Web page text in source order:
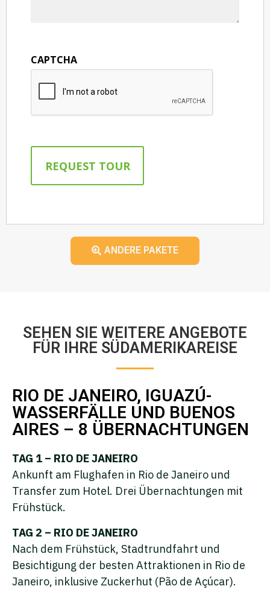
CAPTCHA
ANDERE PAKETE
SEHEN SIE WEITERE ANGEBOTE
FÜR IHRE SÜDAMERIKAREISE
RIO DE JANEIRO, IGUAZÚ-
WASSERFÄLLE UND BUENOS
AIRES – 8 ÜBERNACHTUNGEN
TAG 1 – RIO DE JANEIRO
Ankunft am Flughafen in Rio de Janeiro und
Transfer zum Hotel. Drei Übernachtungen mit
Frühstück.
TAG 2 – RIO DE JANEIRO
Nach dem Frühstück, Stadtrundfahrt und
Besichtigung der besten Attraktionen in Rio de
Janeiro, inklusive Zuckerhut (Pão de Açúcar).